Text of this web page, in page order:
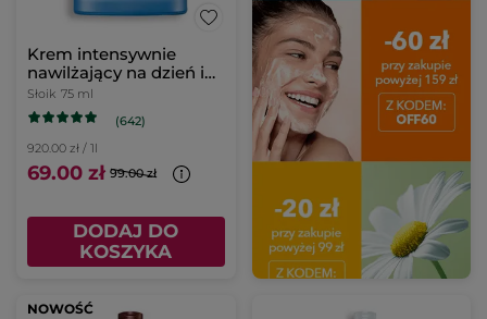
Krem intensywnie
nawilżający na dzień i
na noc 75 ml
Słoik 75 ml
(642)
920.00 zł / 1l
69.00 zł 99.00 zł
DODAJ DO
KOSZYKA
NOWOŚĆ